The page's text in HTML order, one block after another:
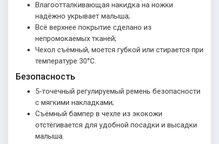
Влагоотталкивающая накидка на ножки
надёжно укрывает малыша;
Всё верхнее покрытие сделано из
непромокаемых тканей;
Чехол съёмный, моется губкой или стирается при
температуре 30°С.
Безопасность
5-точечный регулируемый ремень безопасности
с мягкими накладками;
Съёмный бампер в чехле из экокожи
отстёгивается для удобной посадки и высадки
малыша.